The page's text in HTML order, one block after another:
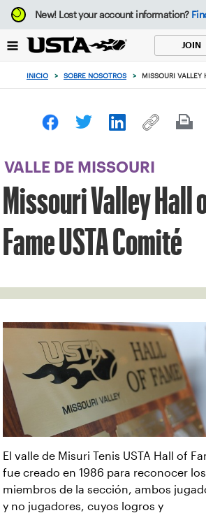
Enfoque
desde
botón
volver
principio
New!Lost your account information?
JOIN
INICIO > SOBRE NOSOTROS > MISSOURI VALLEY
VALLE DE MISSOURI
Missouri Valley Hall
Fame USTA Comité
El valle de Misuri Tenis USTA Hall of
fue creado en 1986 para reconocer los
miembros de la sección, ambos
y no jugadores, cuyos logros y